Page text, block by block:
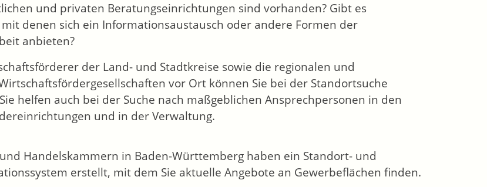
und privaten Beratungseinrichtungen sind vorhanden? Gibt es
denen sich ein Informationsaustausch oder andere Formen der
anbieten?
der Land- und Stadtkreise sowie die regionalen und
vor Ort können Sie bei der Standortsuche
helfen auch bei der Suche nach maßgeblichen Ansprechpersonen in den
und in der Verwaltung.
Handelskammern in Baden-Württemberg haben ein Standort- und
erstellt, mit dem Sie aktuelle Angebote an Gewerbeflächen finden.